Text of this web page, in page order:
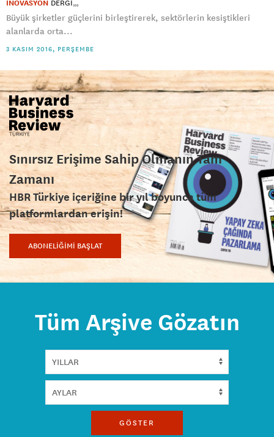
İNOVASYON DERGI
Büyük şirketler güçlerini birleştirerek, sektörlerin kesiştikleri
alanlarda orta...
3 KASIM 2016, PERŞEMBE
Sınırsız Erişime Sahip Olmanın Tam
Zamanı
HBR Türkiye içeriğine bir yıl boyunca tüm
platformlardan erişin!
ABONELİĞİMİ BAŞLAT
Tüm Arşive Gözatın
GÖSTER